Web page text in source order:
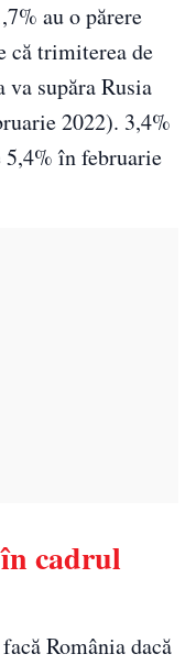
au o părere
că trimiterea de
supăra Rusia
2022). 3,4%
în februarie
cadrul
România dacă